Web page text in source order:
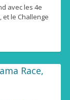
avec les 4e
et le Challenge